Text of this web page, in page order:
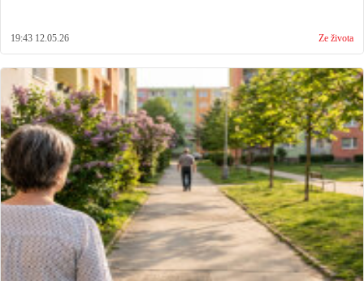
19:43 12.05.26 Ze života